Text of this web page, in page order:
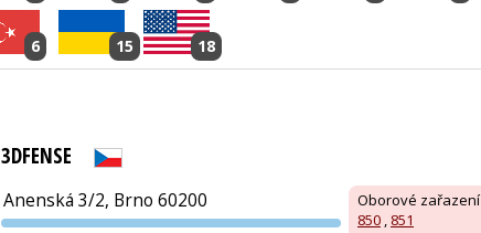
6 15 18
3DFENSE
Oborové zařazení
850 , 851
Anenská 3/2, Brno 60200